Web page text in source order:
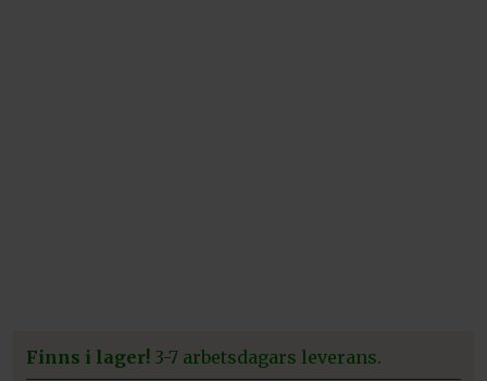
Finns i lager! 3-7 arbetsdagars leverans.